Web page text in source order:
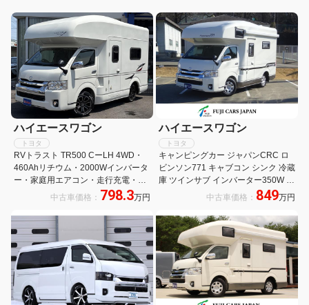
ハイエースワゴン
トヨタ
RVトラスト TR500 CーLH 4WD・
460Ahリチウム・2000Wインバータ
ー・家庭用エアコン・走行充電・外
部充電・シンク・レンジ・45L冷蔵
リーン・マルチルーム・フルセグナ
ビ・デジタルミラー
中古車価格： 798.3万円
ハイエースワゴン
トヨタ
キャンピングカー ジャパンCRC ロ
ビンソン771 キャブコン シンク 冷蔵
庫 ツインサブ インバーター350W べ
バスト製FFヒーター 液晶テレビ マ
ETC 常時モニター サイドオーニング
地デジチューナー
中古車価格： 849万円